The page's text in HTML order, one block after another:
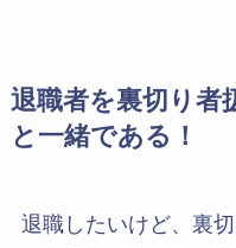
退職者を裏切り者
と一緒である！
退職したいけど、裏